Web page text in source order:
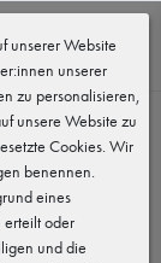
unserer Website
unserer
zu personalisieren,
unsere Website zu
Cookies. Wir
benennen.
eines
erteilt oder
und die